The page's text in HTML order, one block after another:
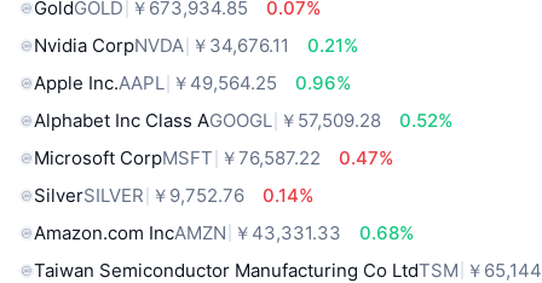
GoldGOLD ￥673,934.85
0.07%
Nvidia CorpNVDA ￥34,676.11
0.21%
Apple Inc.AAPL ￥49,564.25
0.96%
Alphabet Inc Class AGOOGL ￥57,509.28
0.52%
Microsoft CorpMSFT ￥76,587.22
0.47%
SilverSILVER ￥9,752.76
0.14%
Amazon.com IncAMZN ￥43,331.33
0.68%
Taiwan Semiconductor Manufacturing Co LtdTSM ￥